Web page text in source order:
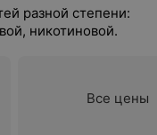
разной степени:
никотиновой.
Все цены